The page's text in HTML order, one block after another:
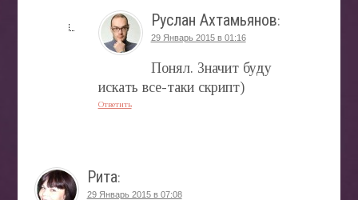
Руслан Ахтамьянов:
29 Январь 2015 в 01:16
Понял. Значит буду
искать все-таки скрипт)
Ответить
Рита:
29 Январь 2015 в 07:08